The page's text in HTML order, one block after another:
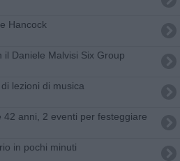
Hancock
il Daniele Malvisi Six Group
lezioni di musica
42 anni, 2 eventi per festeggiare
in pochi minuti